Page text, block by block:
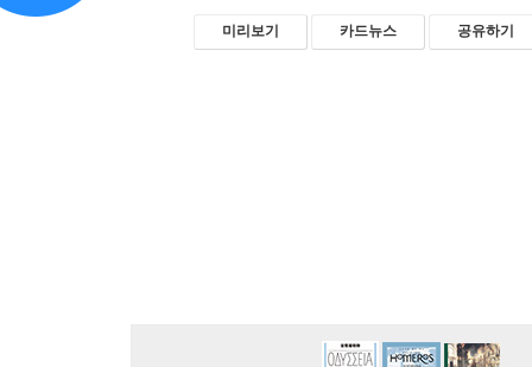
미리보기 카드뉴스 공유하기